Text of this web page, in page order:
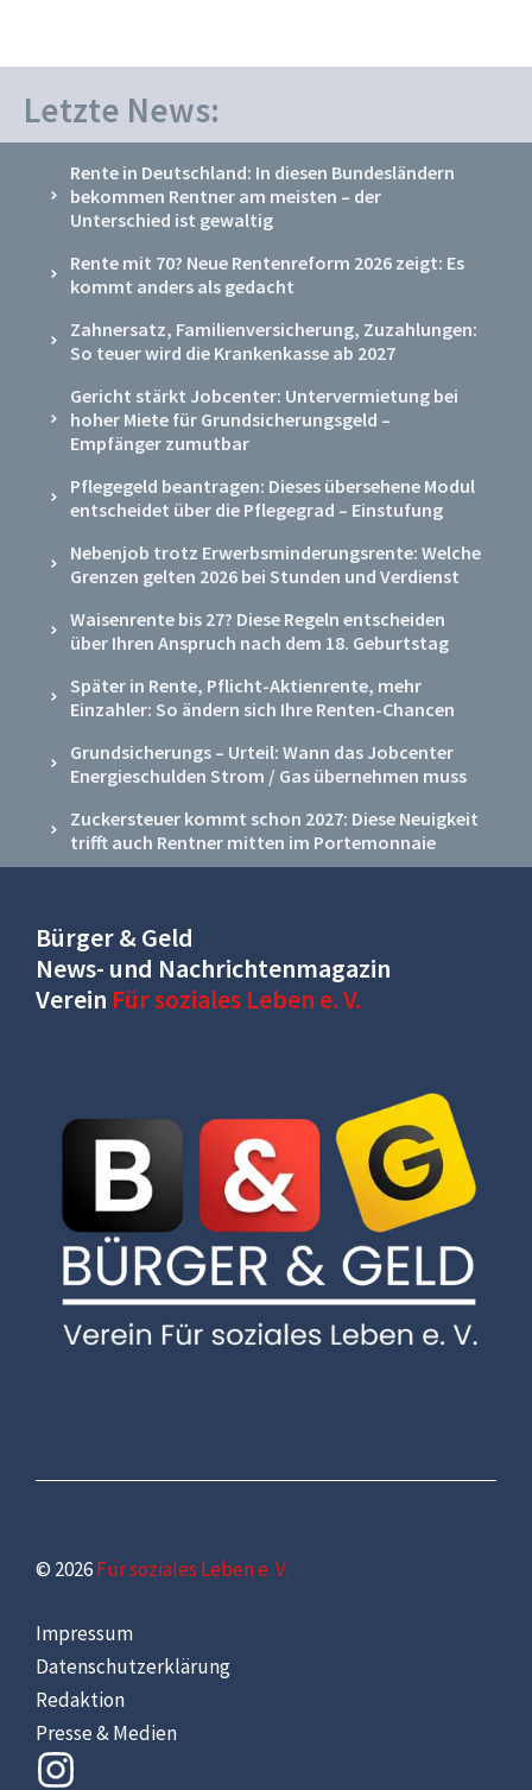
Letzte News:
Rente in Deutschland: In diesen Bundesländern
bekommen Rentner am meisten – der
Unterschied ist gewaltig
Rente mit 70? Neue Rentenreform 2026 zeigt: Es
kommt anders als gedacht
Zahnersatz, Familienversicherung, Zuzahlungen:
So teuer wird die Krankenkasse ab 2027
Gericht stärkt Jobcenter: Untervermietung bei
hoher Miete für Grundsicherungsgeld –
Empfänger zumutbar
Pflegegeld beantragen: Dieses übersehene Modul
entscheidet über die Pflegegrad – Einstufung
Nebenjob trotz Erwerbsminderungsrente: Welche
Grenzen gelten 2026 bei Stunden und Verdienst
Waisenrente bis 27? Diese Regeln entscheiden
über Ihren Anspruch nach dem 18. Geburtstag
Später in Rente, Pflicht-Aktienrente, mehr
Einzahler: So ändern sich Ihre Renten-Chancen
Grundsicherungs – Urteil: Wann das Jobcenter
Energieschulden Strom / Gas übernehmen muss
Zuckersteuer kommt schon 2027: Diese Neuigkeit
trifft auch Rentner mitten im Portemonnaie
Bürger & Geld
News- und Nachrichtenmagazin
Verein Für soziales Leben e. V.
© 2026Für soziales Leben e. V.
Impressum
Datenschutzerklärung
Redaktion
Presse & Medien